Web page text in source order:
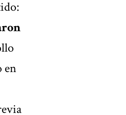
en